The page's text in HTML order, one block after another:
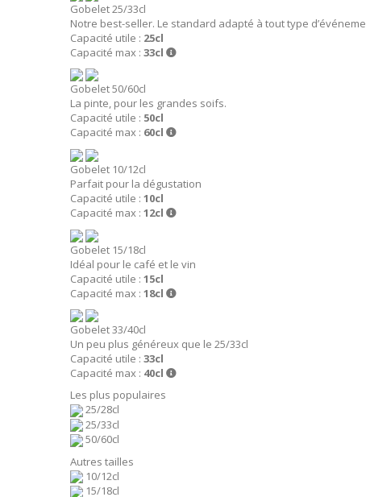
Gobelet 25/33cl
Notre best-seller. Le standard adapté à tout type
Capacité utile : 25cl
Capacité max : 33cl
Gobelet 50/60cl
La pinte, pour les grandes soifs.
Capacité utile : 50cl
Capacité max : 60cl
Gobelet 10/12cl
Parfait pour la dégustation
Capacité utile : 10cl
Capacité max : 12cl
Gobelet 15/18cl
Idéal pour le café et le vin
Capacité utile : 15cl
Capacité max : 18cl
Gobelet 33/40cl
Un peu plus généreux que le 25/33cl
Capacité utile : 33cl
Capacité max : 40cl
Les plus populaires
25/28cl
25/33cl
50/60cl
Autres tailles
10/12cl
15/18cl